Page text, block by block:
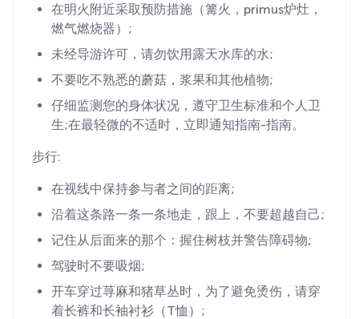
在明火附近采取预防措施（篝火，primus炉灶，
燃气燃烧器）;
未经导游许可，请勿饮用露天水库的水;
不要吃不熟悉的蘑菇，浆果和其他植物;
仔细监测您的身体状况，遵守卫生标准和个人卫
生;在最轻微的不适时，立即通知指南-指南。
步行:
在视线中保持参与者之间的距离;
沿着这条路一条一条地走，跟上，不要超越自己;
记住从后面来的那个：握住树枝并警告障碍物;
驾驶时不要吸烟;
开车穿过荨麻和猪草丛时，为了避免烫伤，请穿
着长裤和长袖衬衫（T恤）;